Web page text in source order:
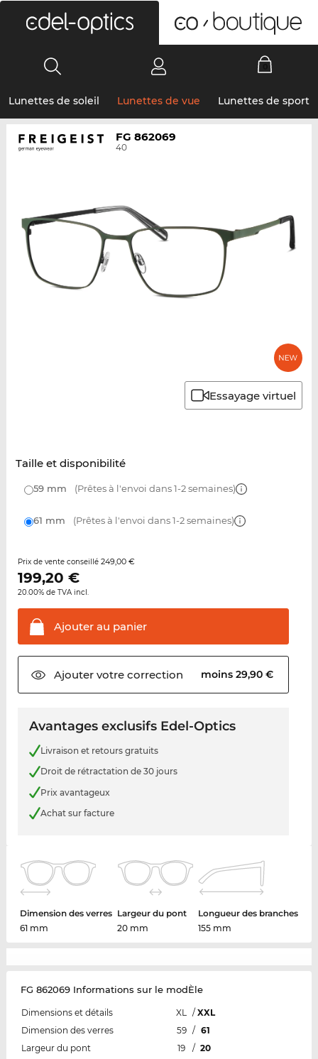
Lunettes de soleil Lunettes de vue Lunettes de sport
FG 862069
40
Essayage virtuel
Taille et disponibilité
59 mm (Prêtes à l'envoi dans 1-2 semaines)
61 mm (Prêtes à l'envoi dans 1-2 semaines)
Prix de vente conseillé 249,00 €
199,20 €
20.00% de TVA incl.
Ajouter au panier
Ajouter votrecorrection moins 29,90 €
Avantages exclusifs Edel-Optics
Livraison et retours gratuits
Droit de rétractation de 30 jours
Prix avantageux
Achat sur facture
Dimension des verres
61 mm
Largeur du pont
20 mm
Longueur des branches
155 mm
FG 862069 Informations sur le modÈle
Dimensions et détails XL / XXL
Dimension des verres
59 / 61
Largeur du pont
19 / 20